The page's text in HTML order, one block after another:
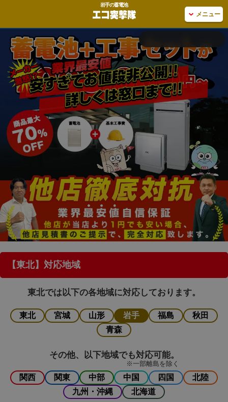
岩手の蓄電池
メニュー
【東北】対応地域
東北では以下の各地域に対応しております。
東北 宮城 山形 岩手 福島
秋田
青森
その他、以下地域でも対応可能。
※一部離島を除く
関西 関東 中部 中国 四国
北陸
九州・沖縄
北海道